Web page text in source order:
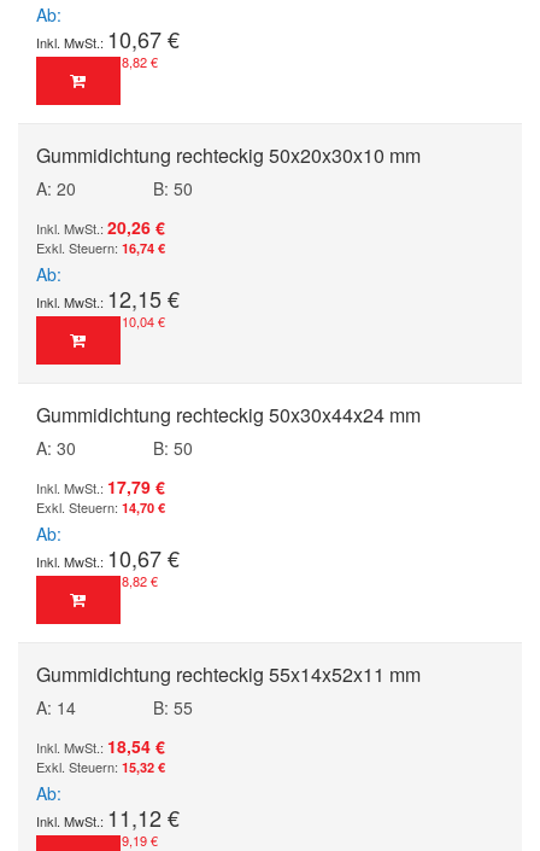
Ab
10,67 €
8,82 €
Gummidichtung rechteckig 50x20x30x10 mm
A: 20
B: 50
20,26 €
16,74 €
Ab
12,15 €
10,04 €
Gummidichtung rechteckig 50x30x44x24 mm
A: 30
B: 50
17,79 €
14,70 €
Ab
10,67 €
8,82 €
Gummidichtung rechteckig 55x14x52x11 mm
A: 14
B: 55
18,54 €
15,32 €
Ab
11,12 €
9,19 €